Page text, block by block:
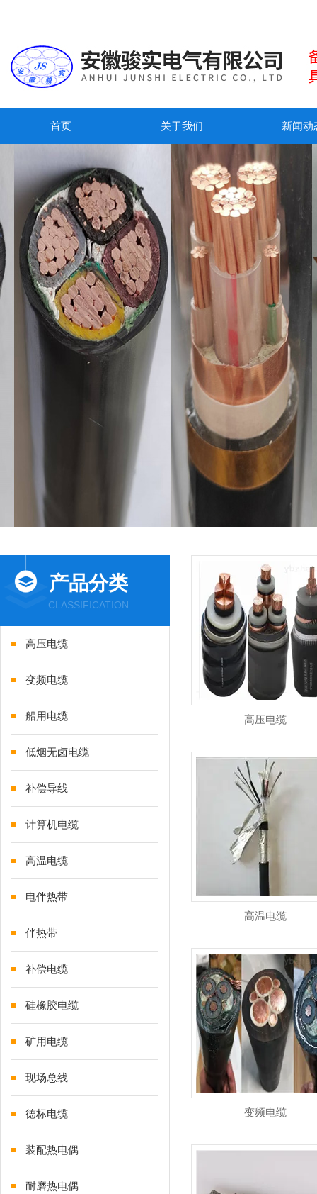
首页 关于我们 新闻动
产品分类
CLASSIFICATION
高压电缆
变频电缆
船用电缆
低烟无卤电缆
补偿导线
计算机电缆
高温电缆
电伴热带
伴热带
补偿电缆
硅橡胶电缆
矿用电缆
现场总线
德标电缆
装配热电偶
耐磨热电偶
高压电缆
高温电缆
变频电缆